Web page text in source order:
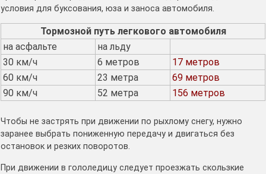
условия для буксования, юза и заноса автомобиля.
Тормозной путь легкового автомобиля
на асфальте
на льду
30 км/ч
6 метров
17 метров
60 км/ч
23 метра
69 метров
90 км/ч
52 метра 156 метров
Чтобы не застрять при движении по рыхлому снегу, нужно
заранее выбрать пониженную передачу и двигаться без
остановок и резких поворотов.
При движении в гололедицу следует проезжать скользкие